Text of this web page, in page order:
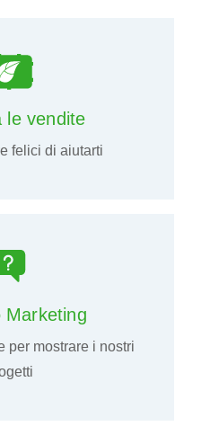
le vendite
felici di aiutarti
Marketing
per mostrare i nostri